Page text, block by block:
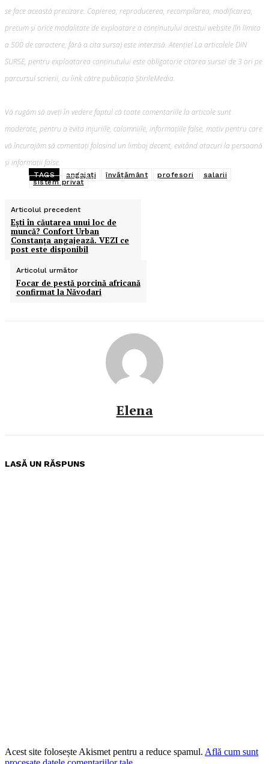
se face această precizare. Copierea, reproducerea, recompilarea, modificarea,
precum şi orice modalitate de exploatare a conținutului acestui website (în limita
a 500 de caractere, fără a cita sursa) este interzisă. Atenție! La articolele DIN
SURSE, pentru exploatarea conținutului este obligatorie citarea sursei de 3 ori pe
parcursul scrierii, cu link către publicația ȘtirileMedia.
Vă rugăm să aveți în vedere faptul că toate comentariile la articole sunt
moderate, pentru a evita injuriile, calomniile, informațiile false, motiv pentru care
vă încurajăm să comentați folosind un limbaj decent, evitând atacuri la persoană
și informații false.
TAGS angajați învățământ profesori
salarii
sistem privat
Articolul precedent
Ești în căutarea unui loc de
muncă? Confort Urban
Constanța angajează. VEZI ce
post este disponibil
Articolul următor
Focar de pestă porcină africană
confirmat la Năvodari
Elena
LASĂ UN RĂSPUNS
Acest site folosește Akismet pentru a reduce spamul. Află cum sunt